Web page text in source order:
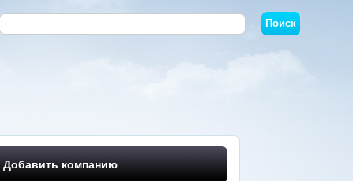
Добавить компанию